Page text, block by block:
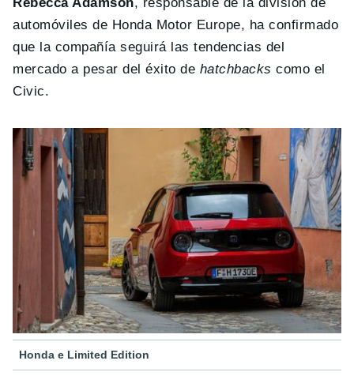
automóviles de Honda Motor Europe, ha confirmado
que la compañía seguirá las tendencias del
mercado a pesar del éxito de hatchbacks como el
Civic.
Honda e Limited Edition